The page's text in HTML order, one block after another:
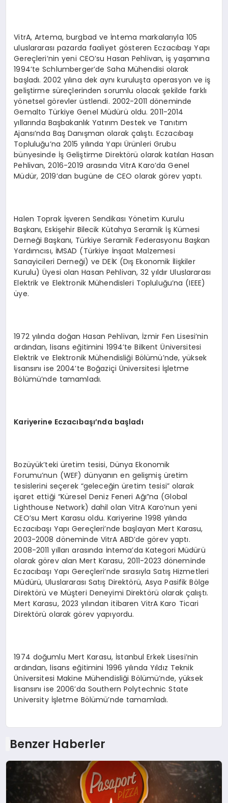
VitrA, Artema, burgbad ve İntema markalarıyla 105
uluslararası pazarda faaliyet gösteren Eczacıbaşı Yapı
Gereçleri’nin yeni CEO’su Hasan Pehlivan, iş yaşamına
1994’te Schlumberger’de Saha Mühendisi olarak
başladı. 2002 yılına dek aynı kuruluşta operasyon ve iş
geliştirme süreçlerinden sorumlu olacak şekilde farklı
yönetsel görevler üstlendi. 2002-2011 döneminde
Gemalto Türkiye Genel Müdürü oldu. 2011-2014
yıllarında Başbakanlık Yatırım Destek ve Tanıtım
Ajansı’nda Baş Danışman olarak çalıştı. Eczacıbaşı
Topluluğu’na 2015 yılında Yapı Ürünleri Grubu
bünyesinde İş Geliştirme Direktörü olarak katılan Hasan
Pehlivan, 2016-2019 arasında VitrA Karo’da Genel
Müdür, 2019’dan bugüne de CEO olarak görev yaptı.
Halen Toprak İşveren Sendikası Yönetim Kurulu
Başkanı, Eskişehir Bilecik Kütahya Seramik İş Kümesi
Derneği Başkanı, Türkiye Seramik Federasyonu Başkan
Yardımcısı, İMSAD (Türkiye İnşaat Malzemesi
Sanayicileri Derneği) ve DEİK (Dış Ekonomik İlişkiler
Kurulu) Üyesi olan Hasan Pehlivan, 32 yıldır Uluslararası
Elektrik ve Elektronik Mühendisleri Topluluğu’na (IEEE)
üye.
1972 yılında doğan Hasan Pehlivan, İzmir Fen Lisesi’nin
ardından, lisans eğitimini 1994’te Bilkent Üniversitesi
Elektrik ve Elektronik Mühendisliği Bölümü’nde, yüksek
lisansını ise 2004’te Boğaziçi Üniversitesi İşletme
Bölümü’nde tamamladı.
Kariyerine Eczacıbaşı’nda başladı
Bozüyük’teki üretim tesisi, Dünya Ekonomik
Forumu’nun (WEF) dünyanın en gelişmiş üretim
tesislerini seçerek “geleceğin üretim tesisi” olarak
işaret ettiği “Küresel Deniz Feneri Ağı”na (Global
Lighthouse Network) dahil olan VitrA Karo’nun yeni
CEO’su Mert Karasu oldu. Kariyerine 1998 yılında
Eczacıbaşı Yapı Gereçleri’nde başlayan Mert Karasu,
2003-2008 döneminde VitrA ABD’de görev yaptı.
2008-2011 yılları arasında İntema’da Kategori Müdürü
olarak görev alan Mert Karasu, 2011-2023 döneminde
Eczacıbaşı Yapı Gereçleri’nde sırasıyla Satış Hizmetleri
Müdürü, Uluslararası Satış Direktörü, Asya Pasifik Bölge
Direktörü ve Müşteri Deneyimi Direktörü olarak çalıştı.
Mert Karasu, 2023 yılından itibaren VitrA Karo Ticari
Direktörü olarak görev yapıyordu.
1974 doğumlu Mert Karasu, İstanbul Erkek Lisesi’nin
ardından, lisans eğitimini 1996 yılında Yıldız Teknik
Üniversitesi Makine Mühendisliği Bölümü’nde, yüksek
lisansını ise 2006’da Southern Polytechnic State
University İşletme Bölümü’nde tamamladı.
Benzer Haberler